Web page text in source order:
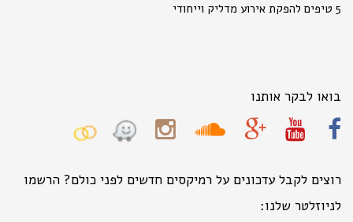
5 טיפים להפקת אירוע מדליק וייחודי
בואו לבקר אותנו
רוצים לקבל עדכונים על רמיקסים חדשים לפני כולם? הרשמו
לניוזלטר שלנו: